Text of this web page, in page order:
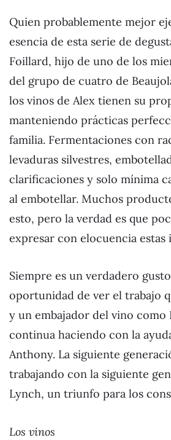
Quien probablemente mejor
esencia de esta serie de
Foillard, hijo de uno de los
del grupo de cuatro de
los vinos de Alex tienen su
manteniendo prácticas
familia. Fermentaciones con
levaduras silvestres,
clarificaciones y solo mínima
al embotellar. Muchos
esto, pero la verdad es que
expresar con elocuencia estas
Siempre es un verdadero
oportunidad de ver el trabajo
y un embajador del vino
continua haciendo con la
Anthony. La siguiente
trabajando con la siguiente
Lynch, un triunfo para los
Los vinos